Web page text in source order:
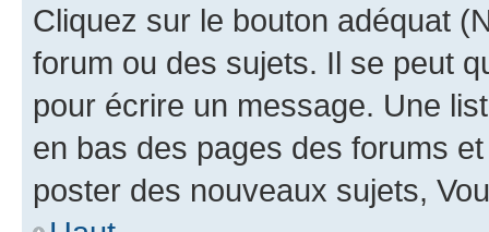
Cliquez sur le bouton adéquat
forum ou des sujets. Il se peut
pour écrire un message. Une
en bas des pages des forums
poster des nouveaux sujets,